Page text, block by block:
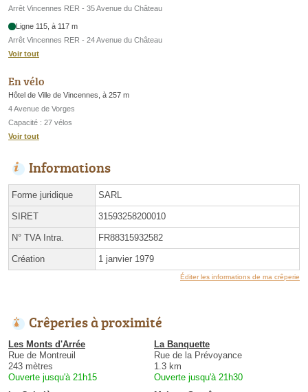
Arrêt Vincennes RER - 35 Avenue du Château
Ligne 115, à 117 m
Arrêt Vincennes RER - 24 Avenue du Château
Voir tout
En vélo
Hôtel de Ville de Vincennes, à 257 m
4 Avenue de Vorges
Capacité : 27 vélos
Voir tout
Informations
Forme juridique SARL
SIRET 31593258200010
N° TVA Intra. FR88315932582
Création 1 janvier 1979
Éditer les informations de ma crêperie
Crêperies à proximité
Les Monts d'Arrée
Rue de Montreuil
243 mètres
Ouverte jusqu'à 21h15
La Banquette
Rue de la Prévoyance
1.3 km
Ouverte jusqu'à 21h30